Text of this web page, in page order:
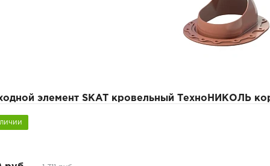
элемент SKAT кровельный ТехноНИКОЛЬ